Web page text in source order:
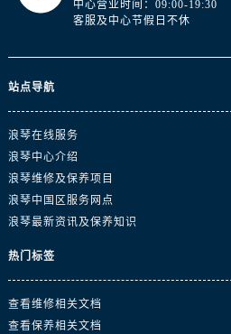
中心营业时间：09:00-19:30
客服及中心节假日不休
站点导航
浪琴在线服务
浪琴中心介绍
浪琴维修及保养项目
浪琴中国区服务网点
浪琴最新资讯及保养知识
热门标签
查看维修相关文档
查看保养相关文档